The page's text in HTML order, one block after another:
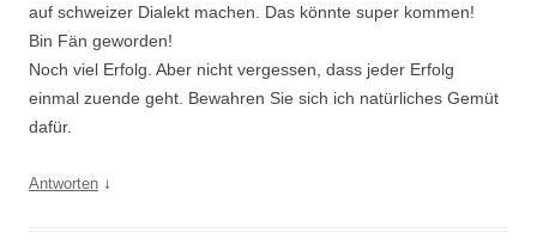
auf schweizer Dialekt machen. Das könnte super kommen!
Bin Fän geworden!
Noch viel Erfolg. Aber nicht vergessen, dass jeder Erfolg
einmal zuende geht. Bewahren Sie sich ich natürliches Gemüt
dafür.
Antworten ↓